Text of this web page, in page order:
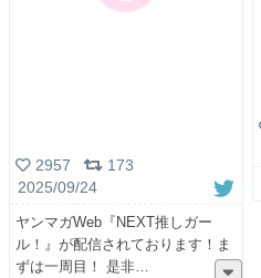
2957
173
2025/09/24
ヤンマガWeb『NEXT推しガー
ル！』が配信されております！ま
ずは一周目！ 是非